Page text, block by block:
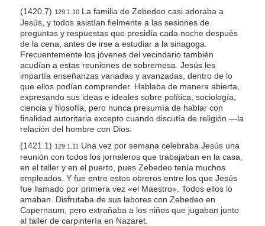
(1420.7) 129:1.10La familia de Zebedeo casi adoraba a
Jesús, y todos asistían fielmente a las sesiones de
preguntas y respuestas que presidía cada noche después
de la cena, antes de irse a estudiar a la sinagoga.
Frecuentemente los jóvenes del vecindario también
acudían a estas reuniones de sobremesa. Jesús les
impartía enseñanzas variadas y avanzadas, dentro de lo
que ellos podían comprender. Hablaba de manera abierta,
expresando sus ideas e ideales sobre política, sociología,
ciencia y filosofía, pero nunca presumía de hablar con
finalidad autoritaria excepto cuando discutía de religión —la
relación del hombre con Dios.
(1421.1) 129:1.11 Una vez por semana celebraba Jesús una
reunión con todos los jornaleros que trabajaban en la casa,
en el taller y en el puerto, pues Zebedeo tenía muchos
empleados. Y fue entre estos obreros entre los que Jesús
fue llamado por primera vez «el Maestro». Todos ellos lo
amaban. Disfrutaba de sus labores con Zebedeo en
Capernaum, pero extrañaba a los niños que jugaban junto
al taller de carpintería en Nazaret.